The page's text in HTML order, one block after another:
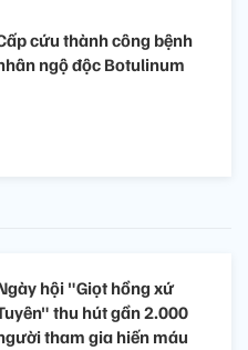
cứu thành công bệnh
ngộ độc Botulinum
hội "Giọt hồng xứ
thu hút gần 2.000
tham gia hiến máu